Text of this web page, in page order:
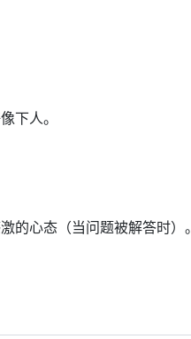
下人。
的心态（当问题被解答时）。